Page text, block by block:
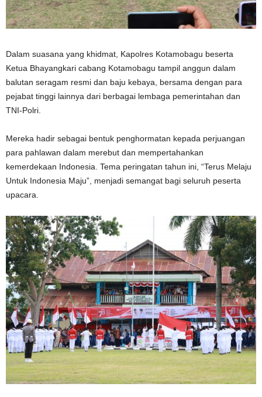
Dalam suasana yang khidmat, Kapolres Kotamobagu beserta
Ketua Bhayangkari cabang Kotamobagu tampil anggun dalam
balutan seragam resmi dan baju kebaya, bersama dengan para
pejabat tinggi lainnya dari berbagai lembaga pemerintahan dan
TNI-Polri.
Mereka hadir sebagai bentuk penghormatan kepada perjuangan
para pahlawan dalam merebut dan mempertahankan
kemerdekaan Indonesia. Tema peringatan tahun ini, “Terus Melaju
Untuk Indonesia Maju”, menjadi semangat bagi seluruh peserta
upacara.